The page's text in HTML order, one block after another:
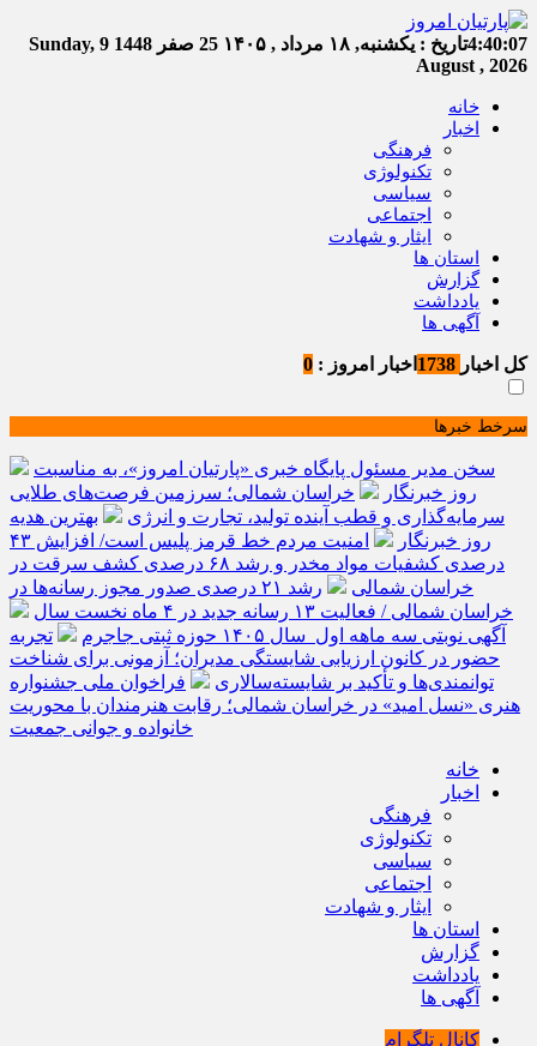
4:40:08تاریخ : یکشنبه, ۱۸ مرداد , ۱۴۰۵ 25 صفر 1448
Sunday, 9
August , 2026
خانه
اخبار
فرهنگی
تکنولوژی
سیاسی
اجتماعی
ایثار و شهادت
استان ها
گزارش
یادداشت
آگهی ها
کل اخبار اخبار امروز : 0
سرخط خبرها
سخن مدیر مسئول پایگاه خبری «پارتیان امروز»، به مناسبت
روز خبرنگار
خراسان شمالی؛ سرزمین فرصت‌های طلایی
سرمایه‌گذاری و قطب آینده تولید، تجارت و انرژی
بهترین هدیه
روز خبرنگار
امنیت مردم خط قرمز پلیس است/ افزایش ۴۳
درصدی کشفیات مواد مخدر و رشد ۶۸ درصدی کشف سرقت در
خراسان شمالی
رشد ۲۱ درصدی صدور مجوز رسانه‌ها در
خراسان شمالی / فعالیت ۱۳ رسانه جدید در ۴ ماه نخست سال
آگهی نوبتی سه ماهه اول سال ۱۴۰۵ حوزه ثبتی جاجرم
تجربه
حضور در کانون ارزیابی شایستگی مدیران؛ آزمونی برای شناخت
توانمندی‌ها و تأکید بر شایسته‌سالاری
فراخوان ملی جشنواره
هنری «نسل امید» در خراسان شمالی؛ رقابت هنرمندان با محوریت
خانواده و جوانی جمعیت
خانه
اخبار
فرهنگی
تکنولوژی
سیاسی
اجتماعی
ایثار و شهادت
استان ها
گزارش
یادداشت
آگهی ها
کانال تلگرام